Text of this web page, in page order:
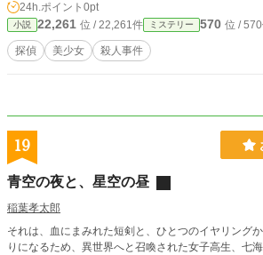
24h.ポイント 0pt
小説 22,261 位 / 22,261件 ミステリー 570 位 /
探偵 美少女 殺人事件
19
青空の夜と、星空の昼
稲葉孝太郎
それは、血にまみれた短剣と、ひとつのイヤリング
りになるため、異世界へと召喚された女子高生、七